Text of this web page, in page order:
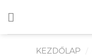
KEZDŐLAP /